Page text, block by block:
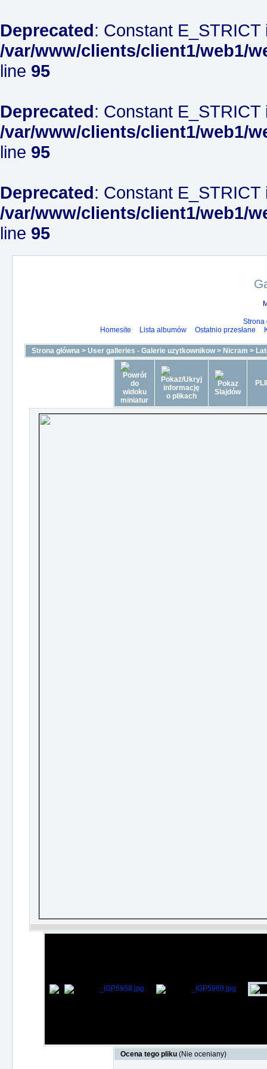
Deprecated: Constant
/var/www/clients/client1/web1/
line 95
Deprecated: Constant
/var/www/clients/client1/web1/
line 95
Deprecated: Constant
/var/www/clients/client1/web1/
line 95
Strona
Homesite
Lista albumów Ostatnio przesłane
Strona główna > User galleries - Galerie uzytkownikow> Nicram >
Ocena tego pliku (Nie oceniany)